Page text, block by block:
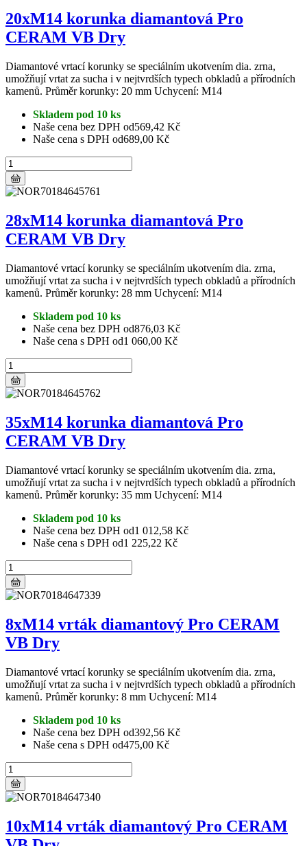
20xM14 korunka diamantová Pro
CERAM VB Dry
Diamantové vrtací korunky se speciálním ukotvením dia. zrna,
umožňují vrtat za sucha i v nejtvrdších typech obkladů a přírodních
kamenů. Průměr korunky: 20 mm Uchycení: M14
Skladem pod 10 ks
Naše cena bez DPH od569,42 Kč
Naše cena s DPH od689,00 Kč
28xM14 korunka diamantová Pro
CERAM VB Dry
Diamantové vrtací korunky se speciálním ukotvením dia. zrna,
umožňují vrtat za sucha i v nejtvrdších typech obkladů a přírodních
kamenů. Průměr korunky: 28 mm Uchycení: M14
Skladem pod 10 ks
Naše cena bez DPH od876,03 Kč
Naše cena s DPH od1 060,00 Kč
35xM14 korunka diamantová Pro
CERAM VB Dry
Diamantové vrtací korunky se speciálním ukotvením dia. zrna,
umožňují vrtat za sucha i v nejtvrdších typech obkladů a přírodních
kamenů. Průměr korunky: 35 mm Uchycení: M14
Skladem pod 10 ks
Naše cena bez DPH od1 012,58 Kč
Naše cena s DPH od1 225,22 Kč
8xM14 vrták diamantový Pro CERAM
VB Dry
Diamantové vrtací korunky se speciálním ukotvením dia. zrna,
umožňují vrtat za sucha i v nejtvrdších typech obkladů a přírodních
kamenů. Průměr korunky: 8 mm Uchycení: M14
Skladem pod 10 ks
Naše cena bez DPH od392,56 Kč
Naše cena s DPH od475,00 Kč
10xM14 vrták diamantový Pro CERAM